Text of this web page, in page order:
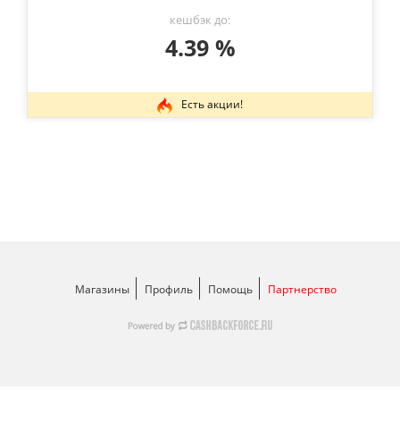
кешбэк до:
4.39 %
Есть акции!
Магазины Профиль Помощь Партнерство